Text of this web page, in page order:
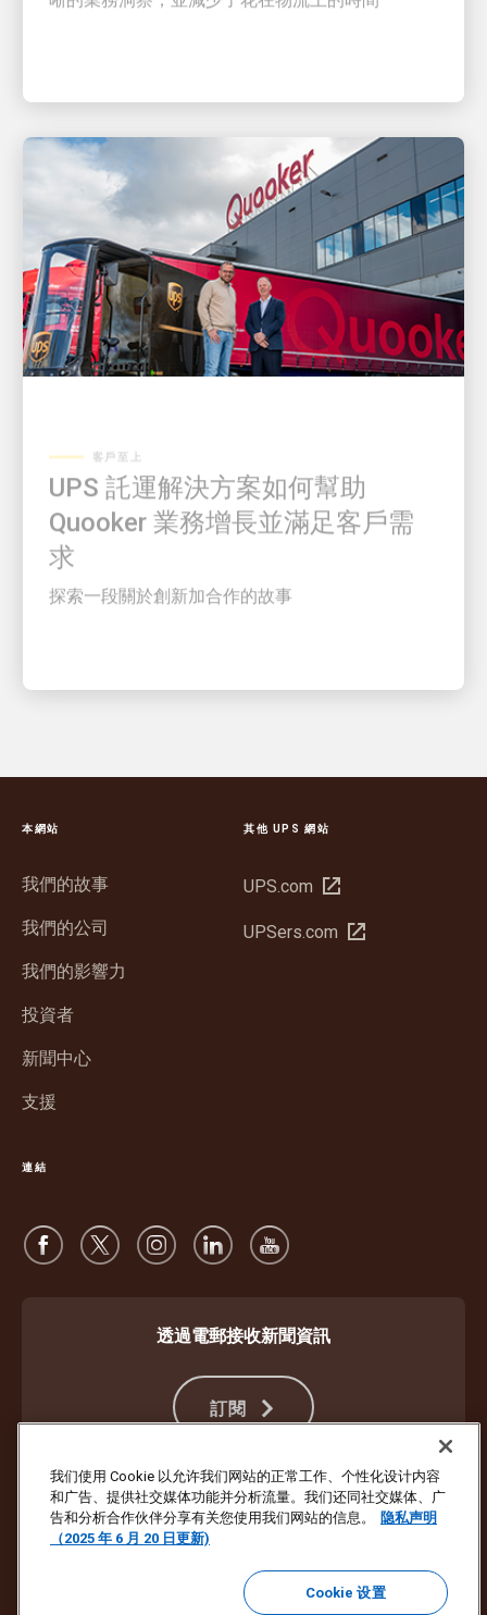
UPS 託運解決方案如何幫助
Quooker 業務增長並滿足客戶需
求
探索一段關於創新加合作的故事
本網站
我們的故事
我們的公司
我們的影響力
投資者
新聞中心
支援
其他 UPS 網站
UPS.com 在
視
UPSers.com 在
連結
透過電郵接收新聞資訊
訂閱
防止詐騙 服務條款及細則 網站使用條款 私隱聲明 Cookie 設定
版權所有 ©1994- 2026 United Parcel Service of America, Inc. 保留所有
權利。不想再收到電郵更新？ 在此處退訂
若要更新 UPS 所有其他電子郵件喜好設定或退訂 UPS 行銷電子郵件，
我们使用 Cookie 以允许我们网站的正常工作、个性化设计内容
和广告、提供社交媒体功能并分析流量。我们还同社交媒体、广
告和分析合作伙伴分享有关您使用我们网站的信息。
隐私声明
（2025 年 6 月 20 日更新)
Cookie 设置